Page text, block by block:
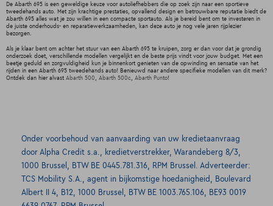
De Abarth 695 is een geweldige keuze voor autoliefhebbers die op zoek zijn naar een sportieve
tweedehands auto. Met zijn krachtige prestaties, opvallend design en betrouwbare reputatie biedt de
Abarth 695 alles wat je zou willen in een compacte sportauto. Als je bereid bent om te investeren in
de juiste onderhouds- en reparatiewerkzaamheden, kan deze auto je nog vele jaren rijplezier
bezorgen.
Als je klaar bent om achter het stuur van een Abarth 695 te kruipen, zorg er dan voor dat je grondig
onderzoek doet, verschillende modellen vergelijkt en de beste prijs vindt voor jouw budget. Met een
beetje geduld en zorgvuldigheid kun je binnenkort genieten van de opwinding en sensatie van het
rijden in een Abarth 695 tweedehands auto! Benieuwd naar andere specifieke modellen van dit merk?
Ontdek dan hier alvast Abarth 500 Abarth 500c Abarth Punto!
Onder voorbehoud van aanvaarding van uw kredietaanvraag
door Alpha Credit s.a., kredietverstrekker, Warandeberg 8/3,
1000 Brussel, BTW BE 0445.781.316, RPM Brussel. Adverteerder:
TCS Mobility S.A., agent in bijkomstige hoedanigheid, Boulevard
Albert II 4, B12, 1000 Brussel, BTW BE 1003.765.106, BE93 0019